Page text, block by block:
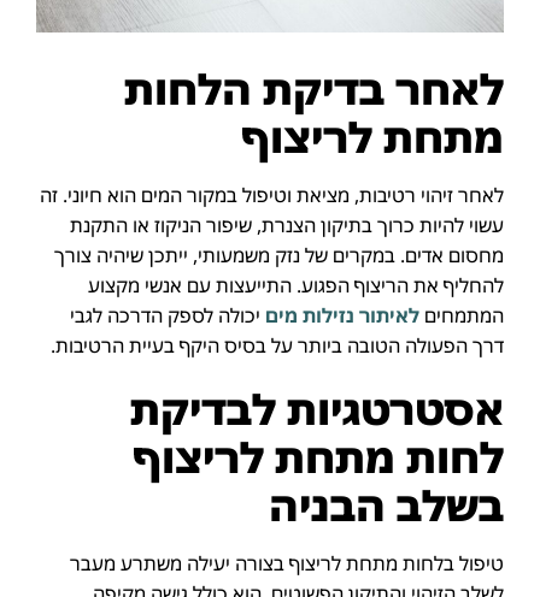
לאחר בדיקת הלחות
מתחת לריצוף
לאחר זיהוי רטיבות, מציאת וטיפול במקור המים הוא חיוני. זה
עשוי להיות כרוך בתיקון הצנרת, שיפור הניקוז או התקנת
מחסום אדים. במקרים של נזק משמעותי, ייתכן שיהיה צורך
להחליף את הריצוף הפגוע. התייעצות עם אנשי מקצוע
המתמחים לאיתור נזילות מים יכולה לספק הדרכה לגבי
דרך הפעולה הטובה ביותר על בסיס היקף בעיית הרטיבות.
אסטרטגיות לבדיקת
לחות מתחת לריצוף
בשלב הבניה
טיפול בלחות מתחת לריצוף בצורה יעילה משתרע מעבר